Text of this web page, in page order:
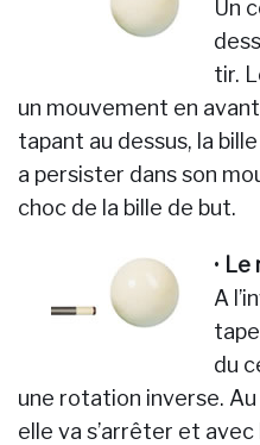
Un
tir.
un mouvement en
tapant au dessus, la
a persister dans son
choc de la bille de but.
• Le
A
du
une rotation inverse.
elle va s’arrêter et